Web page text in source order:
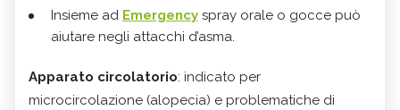
Insieme ad Emergency spray orale o gocce può
aiutare negli attacchi d’asma.
Apparato circolatorio: indicato per
microcircolazione (alopecia) e problematiche di